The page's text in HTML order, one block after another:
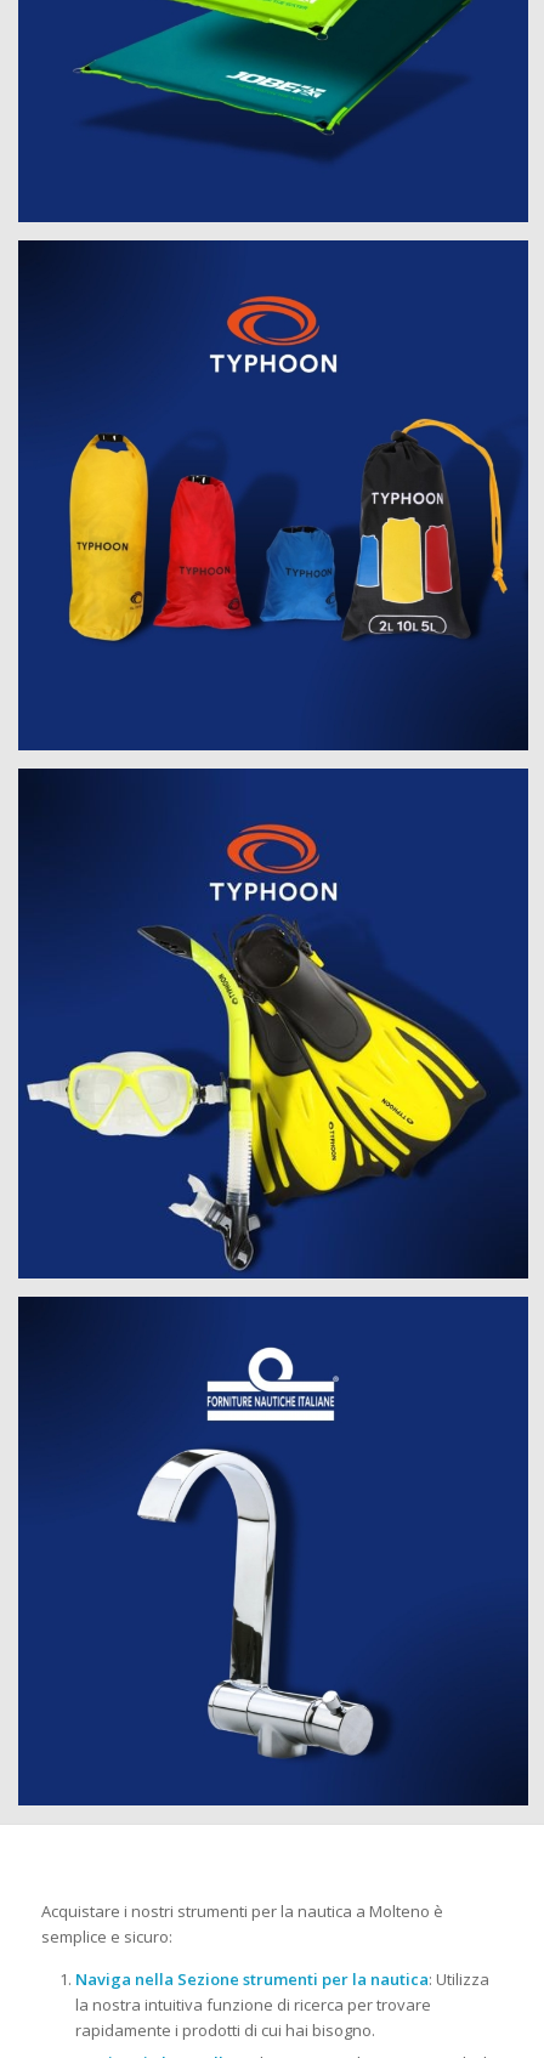
Acquistare i nostri strumenti per la nautica a Molteno è
semplice e sicuro:
Naviga nella Sezione strumenti per la nautica: Utilizza
la nostra intuitiva funzione di ricerca per trovare
rapidamente i prodotti di cui hai bisogno.